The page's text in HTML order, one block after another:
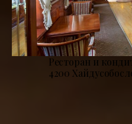
Ресторан и
4200